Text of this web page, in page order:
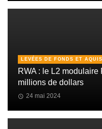
LEVÉES DE FONDS ET
RWA : le L2
millions de dollars
24 mai 2024